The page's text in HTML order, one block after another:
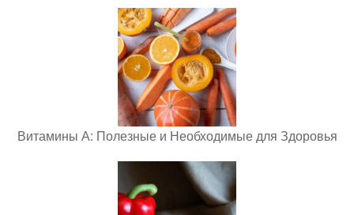
Витамины А: Полезные и Необходимые для Здоровья